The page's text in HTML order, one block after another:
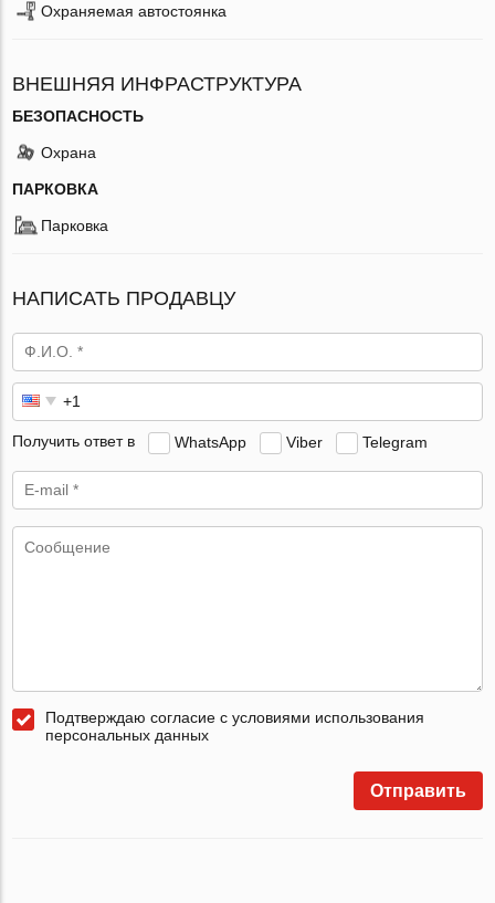
Охраняемая автостоянка
ВНЕШНЯЯ ИНФРАСТРУКТУРА
БЕЗОПАСНОСТЬ
Охрана
ПАРКОВКА
Парковка
НАПИСАТЬ ПРОДАВЦУ
Получить ответ в WhatsApp Viber Telegram
Подтверждаю согласие с условиями использования
персональных данных
Отправить